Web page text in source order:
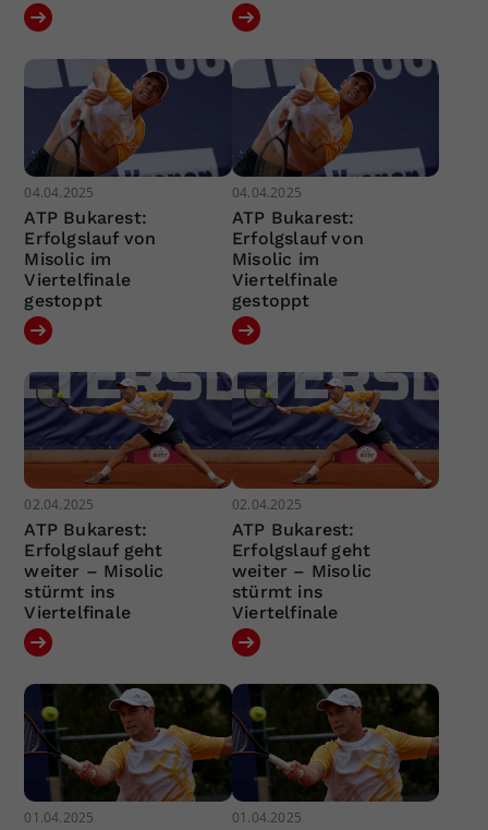
04.04.2025
ATP Bukarest:
Erfolgslauf von
Misolic im
Viertelfinale
gestoppt
04.04.2025
ATP Bukarest:
Erfolgslauf von
Misolic im
Viertelfinale
gestoppt
02.04.2025
ATP Bukarest:
Erfolgslauf geht
weiter – Misolic
stürmt ins
Viertelfinale
02.04.2025
ATP Bukarest:
Erfolgslauf geht
weiter – Misolic
stürmt ins
Viertelfinale
01.04.2025 01.04.2025